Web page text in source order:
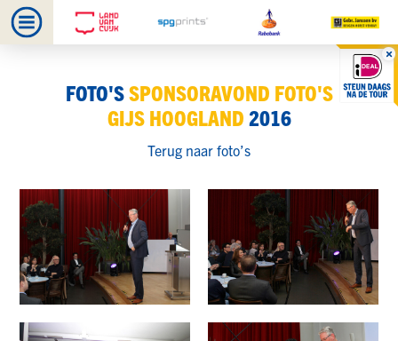
FOTO'SSPONSORAVOND FOTO'S
GIJS HOOGLAND 2016
Terug naar foto’s